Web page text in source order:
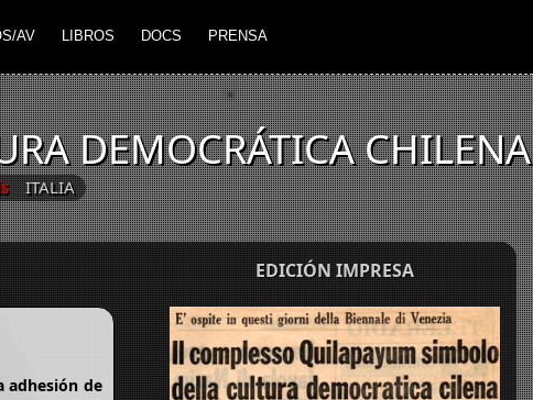
AV LIBROS DOCS PRENSA
DEMOCRÁTICA CHILENA
ITALIA
adhesión de
EDICIÓN IMPRESA